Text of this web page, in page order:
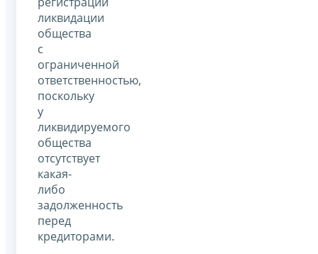
ликвидации
общества
с
ограниченной
ответственностью,
поскольку
у
ликвидируемого
общества
отсутствует
какая-
либо
задолженность
перед
кредиторами.